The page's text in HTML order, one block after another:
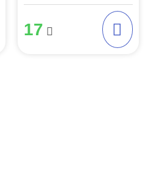
17